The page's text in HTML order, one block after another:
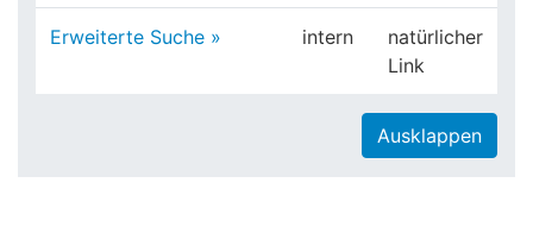
Erweiterte Suche » intern
natürlicher
Link
Ausklappen